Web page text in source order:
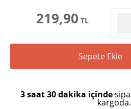
219,90 TL
Sepete Ekle
3 saat 30 dakika içinde
kargoda.